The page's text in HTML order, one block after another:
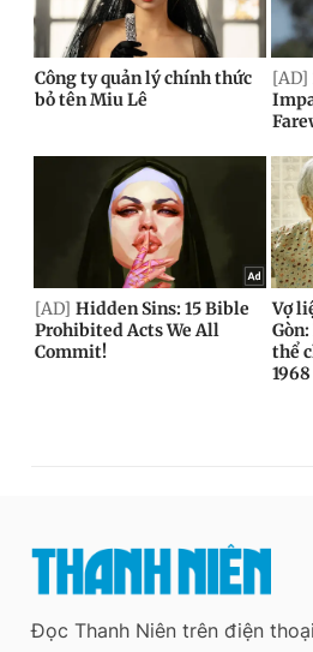
Đọc Thanh Niên trên điện thoại